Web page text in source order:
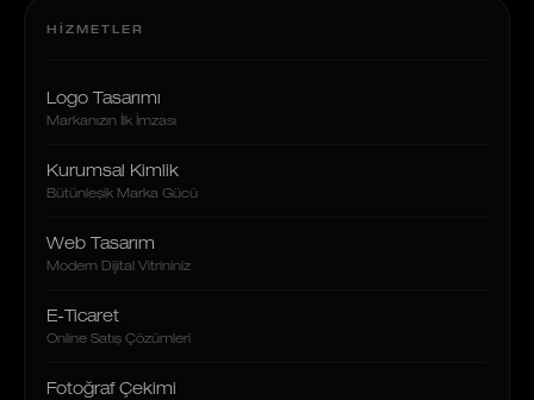
HIZMETLER
Logo Tasarımı
Markanızın İlk İmzası
Kurumsal Kimlik
Bütünleşik Marka Gücü
Web Tasarım
Modern Dijital Vitrininiz
E-Ticaret
Online Satış Çözümleri
Fotoğraf Çekimi